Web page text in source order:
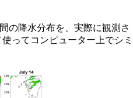
の降水分布を、実際に観測さ
ってコンピューター上でシミ